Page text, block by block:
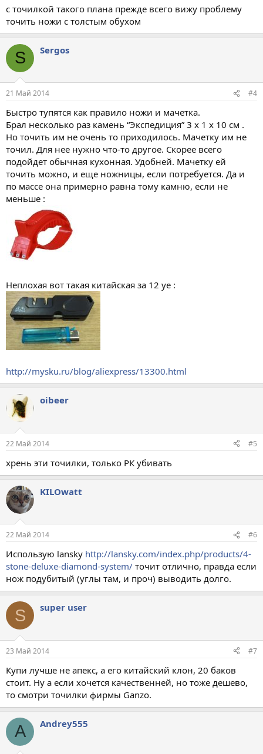
с точилкой такого плана прежде всего вижу проблему
точить ножи с толстым обухом
S Sergos
21 Май 2014 #4
Быстро тупятся как правило ножи и мачетка.
Брал несколько раз камень “Экспедиция” 3 x 1 x 10 см .
Но точить им не очень то приходилось. Мачетку им не
точил. Для нее нужно что-то другое. Скорее всего
подойдет обычная кухонная. Удобней. Мачетку ей
точить можно, и еще ножницы, если потребуется. Да и
по массе она примерно равна тому камню, если не
меньше :
Неплохая вот такая китайская за 12 уе :
http://mysku.ru/blog/aliexpress/13300.html
oibeer
22 Май 2014 #5
хрень эти точилки, только РК убивать
KILOwatt
22 Май 2014 #6
Использую lansky http://lansky.com/index.php/products/4-
stone-deluxe-diamond-system/ точит отлично, правда если
нож подубитый (углы там, и проч) выводить долго.
S super user
23 Май 2014 #7
Купи лучше не апекс, а его китайский клон, 20 баков
стоит. Ну а если хочется качественней, но тоже дешево,
то смотри точилки фирмы Ganzo.
A Andrey555